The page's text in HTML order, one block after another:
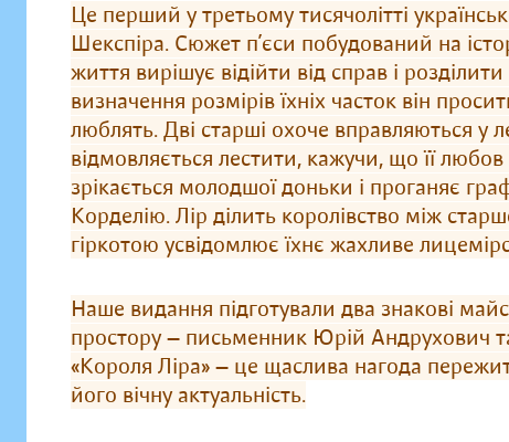
Це перший у третьому тисячолітті
Шекспіра. Сюжет п’єси побудований на
життя вирішує відійти від справ і
визначення роз­мі­рів їхніх часток він
люблять. Дві старші охоче вправ­ля­ють­ся
відмовляється лестити, кажучи, що її
зрікається молодшої доньки і проганяє
Корделію. Лір ділить королівство між
гіркотою усвідомлює їхнє жахливе
Наше видання підготували два знакові
прос­то­­ру — письмен­ник Юрій Андрухович
«Короля Ліра» — це щаслива нагода
його вічну актуальність.